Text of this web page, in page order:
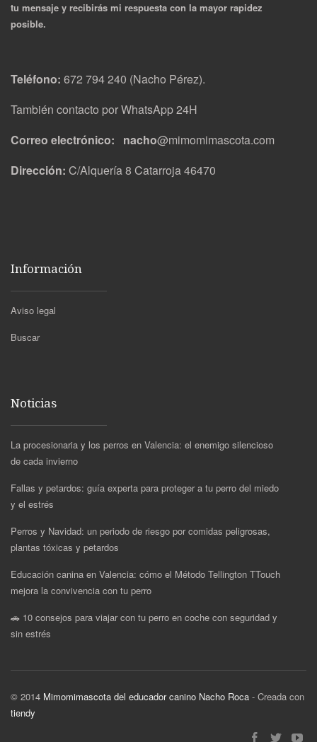
tu mensaje y recibirás mi respuesta con la mayor rapidez
posible.
Teléfono: 672 794 240 (Nacho Pérez).
También contacto por WhatsApp 24H
Correo electrónico: nacho@mimomimascota.com
Dirección: C/Alquería 8 Catarroja 46470
Información
Aviso legal
Buscar
Noticias
La procesionaria y los perros en Valencia: el enemigo silencioso
de cada invierno
Fallas y petardos: guía experta para proteger a tu perro del miedo
y el estrés
Perros y Navidad: un periodo de riesgo por comidas peligrosas,
plantas tóxicas y petardos
Educación canina en Valencia: cómo el Método Tellington TTouch
mejora la convivencia con tu perro
🚗 10 consejos para viajar con tu perro en coche con seguridad y
sin estrés
© 2014 Mimomimascota del educador canino Nacho Roca - Creada con
tiendy